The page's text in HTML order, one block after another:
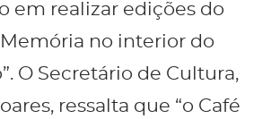
em realizar edições do
no interior do
O Secretário de Cultura,
ressalta que “o Café